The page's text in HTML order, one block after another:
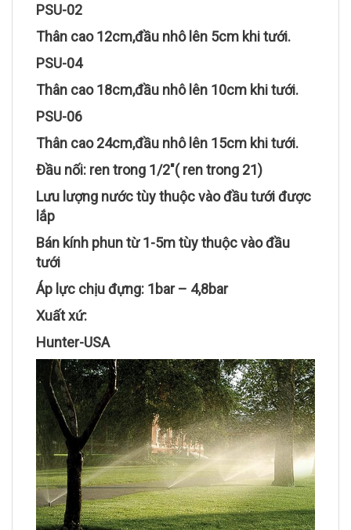
PSU-02
Thân cao 12cm,đầu nhô lên 5cm khi tưới.
PSU-04
Thân cao 18cm,đầu nhô lên 10cm khi tưới.
PSU-06
Thân cao 24cm,đầu nhô lên 15cm khi tưới.
Đầu nối: ren trong 1/2″( ren trong 21)
Lưu lượng nước tùy thuộc vào đầu tưới được
lắp
Bán kính phun từ 1-5m tùy thuộc vào đầu
tưới
Áp lực chịu đựng: 1bar – 4,8bar
Xuất xứ:
Hunter-USA